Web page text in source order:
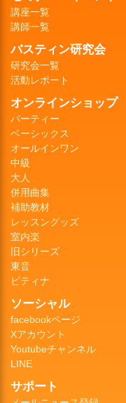
講座一覧
講師一覧
バスティン研究会
研究会一覧
活動レポート
オンラインショップ
パーティー
ベーシックス
オールインワン
中級
大人
併用曲集
補助教材
レッスングッズ
室内楽
旧シリーズ
東音
ピティナ
ソーシャル
facebookページ
Xアカウント
Youtubeチャンネル
LINE
サポート